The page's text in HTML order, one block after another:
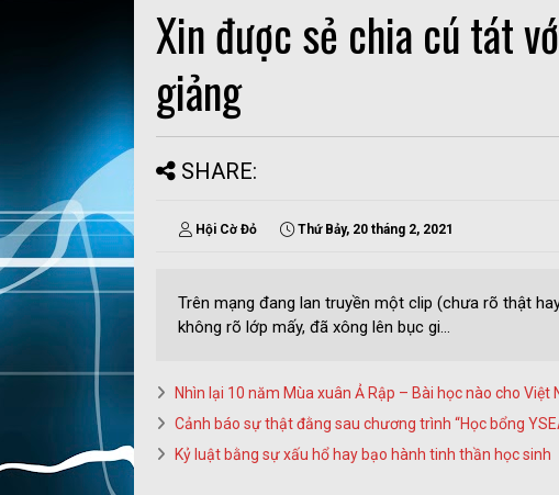
Xin được sẻ chia cú tát
giảng
SHARE:
Hội Cờ Đỏ Thứ Bảy, 20 tháng 2, 2021
Trên mạng đang lan truyền một clip (chưa rõ thật
không rõ lớp mấy, đã xông lên bục gi...
Nhìn lại 10 năm Mùa xuân Ả Rập – Bài học nào cho Việt
Cảnh báo sự thật đằng sau chương trình “Học bổng
Kỷ luật bằng sự xấu hổ hay bạo hành tinh thần học sinh